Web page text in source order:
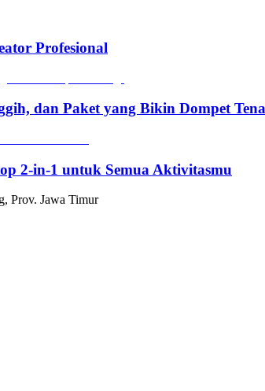
Profesional
dan Paket yang Bikin Dompet
2-in-1 untuk Semua Aktivitasmu
Prov. Jawa Timur